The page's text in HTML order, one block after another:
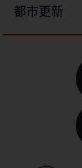
都市更新